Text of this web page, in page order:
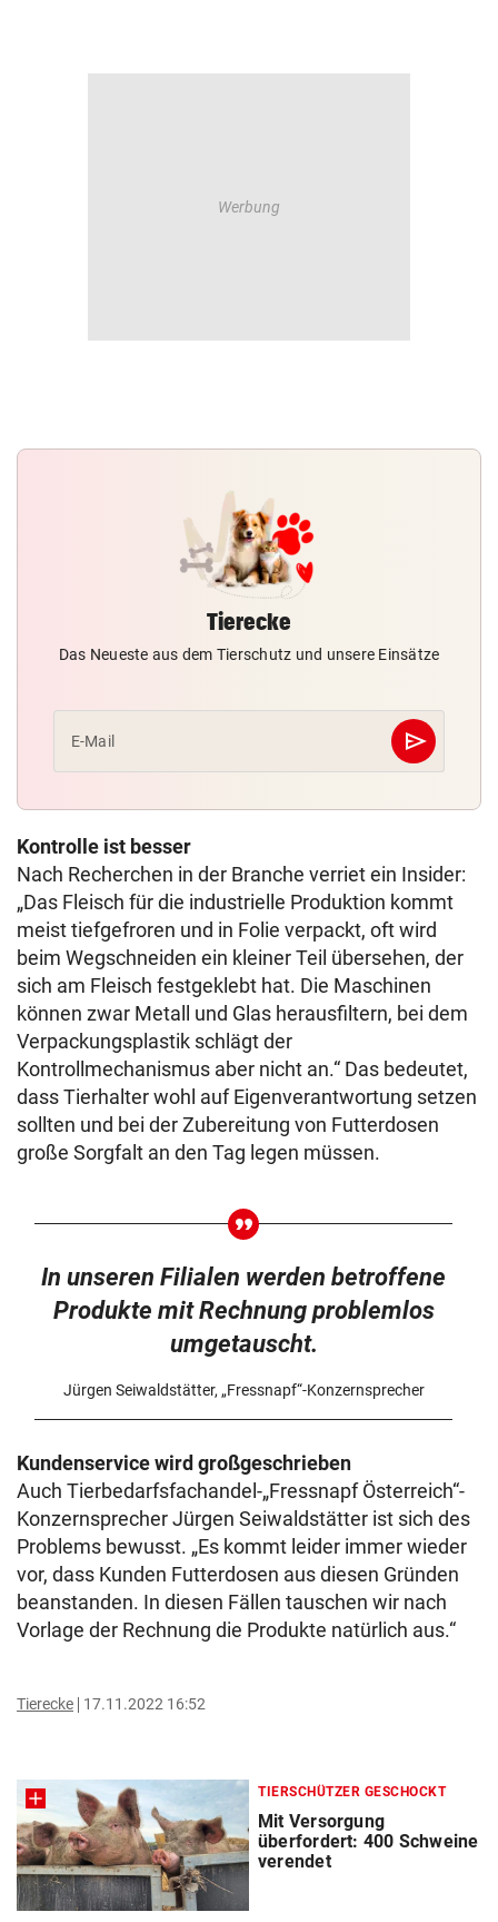
Tierecke
Das Neueste aus dem Tierschutz und unsere Einsätze
E-Mail send
Abschicken
Kontrolle ist besser
Nach Recherchen in der Branche verriet ein Insider:
„Das Fleisch für die industrielle Produktion kommt
meist tiefgefroren und in Folie verpackt, oft wird
beim Wegschneiden ein kleiner Teil übersehen, der
sich am Fleisch festgeklebt hat. Die Maschinen
können zwar Metall und Glas herausfiltern, bei dem
Verpackungsplastik schlägt der
Kontrollmechanismus aber nicht an.“ Das bedeutet,
dass Tierhalter wohl auf Eigenverantwortung setzen
sollten und bei der Zubereitung von Futterdosen
große Sorgfalt an den Tag legen müssen.
In unseren Filialen werden betroffene
Produkte mit Rechnung problemlos
umgetauscht.
Jürgen Seiwaldstätter, „Fressnapf“-Konzernsprecher
Kundenservice wird großgeschrieben
Auch Tierbedarfsfachandel-„Fressnapf Österreich“-
Konzernsprecher Jürgen Seiwaldstätter ist sich des
Problems bewusst. „Es kommt leider immer wieder
vor, dass Kunden Futterdosen aus diesen Gründen
beanstanden. In diesen Fällen tauschen wir nach
Vorlage der Rechnung die Produkte natürlich aus.“
Tierecke 17.11.2022 16:52
TIERSCHÜTZER GESCHOCKT
Mit Versorgung
überfordert: 400 Schweine
verendet